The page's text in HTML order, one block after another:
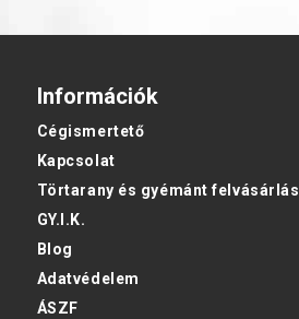
Információk
Cégismertető
Kapcsolat
Törtarany és gyémánt felvásárlás
GY.I.K.
Blog
Adatvédelem
ÁSZF